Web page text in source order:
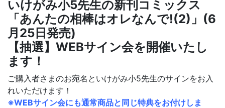
いけがみ小5先生の新刊コミックス
「あんたの相棒はオレなんで!(2) 」(6
月25日発売)
【抽選】WEBサイン会を開催いたし
ます！
ご購入者さまのお宛名といけがみ小5先生のサインをお入
れいただけます！
※WEBサイン会にも通常商品と同じ特典をお付けしま